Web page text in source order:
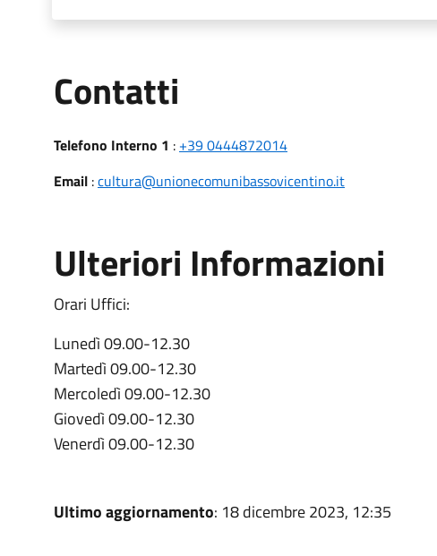
Contatti
Telefono Interno 1 : +39 0444872014
Email:cultura@unionecomunibassovicentino.it
Ulteriori Informazioni
Orari Uffici:
Lunedì 09.00-12.30
Martedì 09.00-12.30
Mercoledì 09.00-12.30
Giovedì 09.00-12.30
Venerdì 09.00-12.30
Ultimo aggiornamento: 18 dicembre 2023, 12:35